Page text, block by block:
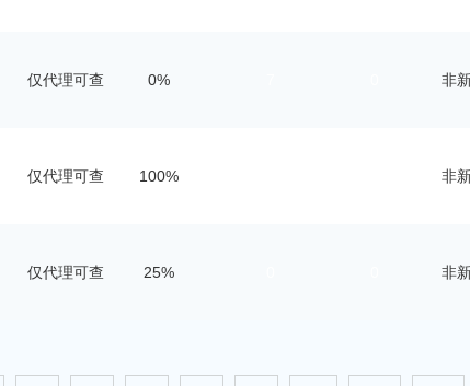
仅代理可查 0% 非
仅代理可查 100% 非
仅代理可查 25% 非